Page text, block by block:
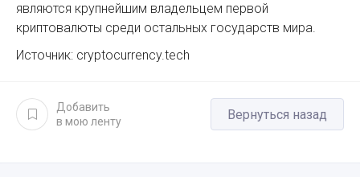
являются крупнейшим владельцем первой
криптовалюты среди остальных государств мира.
Источник: cryptocurrency.tech
Добавить
в мою ленту
Вернуться назад